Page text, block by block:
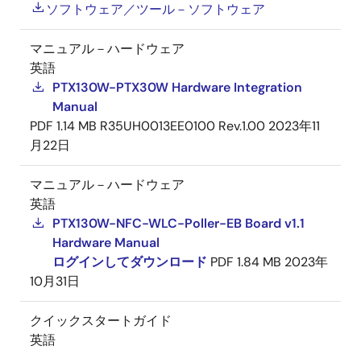
ソフトウェア／ツール－ソフトウェア
マニュアル－ハードウェア
英語
PTX130W-PTX30W Hardware Integration
Manual
PDF 1.14 MB R35UH0013EE0100 Rev.1.00 2023年11
月22日
マニュアル－ハードウェア
英語
PTX130W-NFC-WLC-Poller-EB Board v1.1
Hardware Manual
ログインしてダウンロード PDF 1.84 MB 2023年
10月31日
クイックスタートガイド
英語